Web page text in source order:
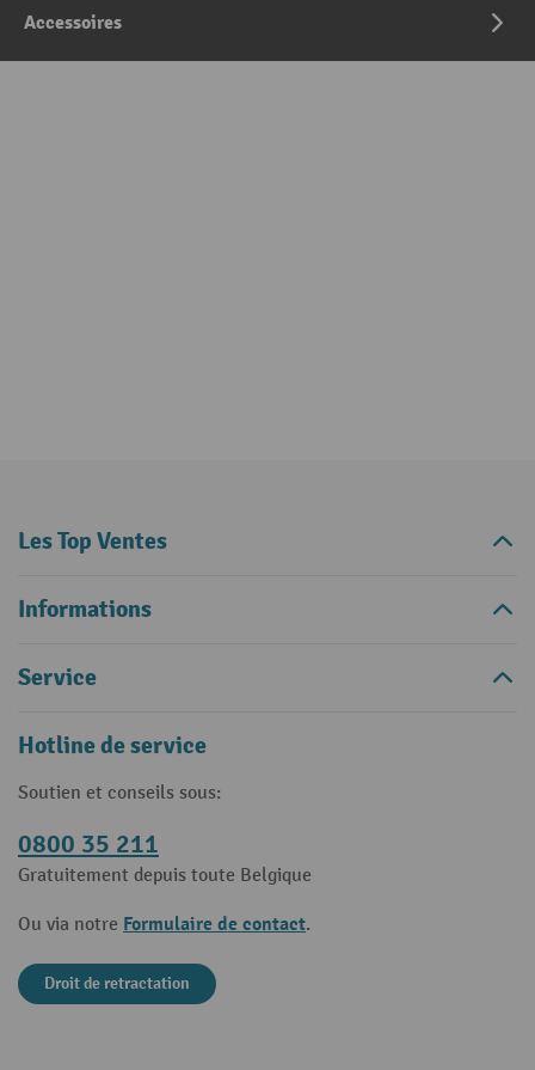
Accessoires
Les Top Ventes
Informations
Service
Hotline de service
Soutien et conseils sous:
0800 35 211
Gratuitement depuis toute Belgique
Ou via notre Formulaire de contact.
Droit de retractation